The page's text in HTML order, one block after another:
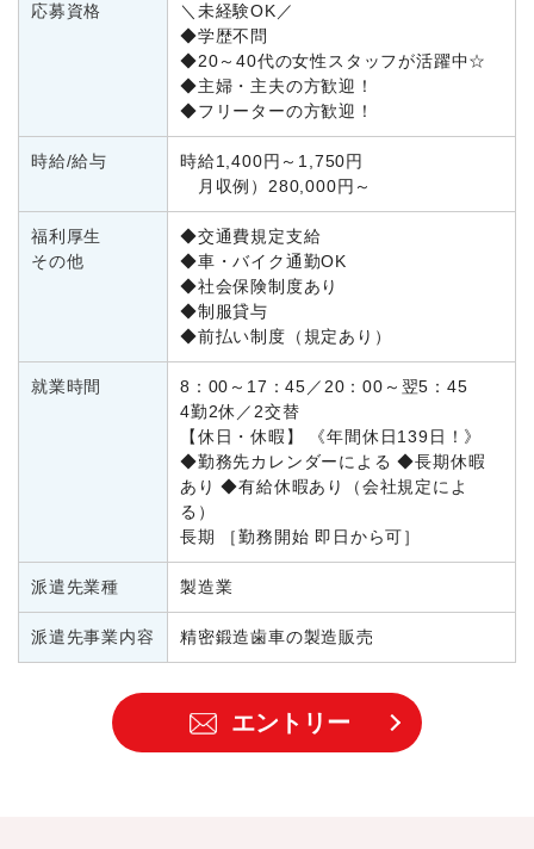
応募資格
＼未経験OK／
◆学歴不問
◆20～40代の女性スタッフが活躍中☆
◆主婦・主夫の方歓迎！
◆フリーターの方歓迎！
時給/給与
時給1,400円～1,750円
月収例）280,000円～
福利厚生
その他
◆交通費規定支給
◆車・バイク通勤OK
◆社会保険制度あり
◆制服貸与
◆前払い制度（規定あり）
就業時間
8：00～17：45／20：00～翌5：45
4勤2休／2交替
【休日・休暇】 《年間休日139日！》
◆勤務先カレンダーによる ◆長期休暇
あり ◆有給休暇あり（会社規定によ
る）
長期 ［勤務開始 即日から可］
派遣先業種 製造業
派遣先事業内容 精密鍛造歯車の製造販売
エントリー